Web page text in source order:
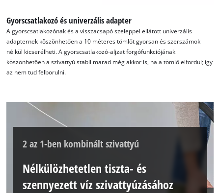
This content is not permitted to load due
to trackers that are not disclosed to the
visitor. The website owner needs to setup
the site with their CMP to add this content
to the list of technologies used.
Gyorscsatlakozó és univerzális adapter
A gyorscsatlakozónak és a visszacsapó szeleppel ellátott univerzális
adapternek köszönhetően a 10 méteres tömlőt gyorsan és szerszámok
nélkül kicserélheti. A gyorscsatlakozó-aljzat forgófunkciójának
köszönhetően a szivattyú stabil marad még akkor is, ha a tömlő elfordul; így
az nem tud felborulni.
2 az 1-ben kombinált szivattyú
Nélkülözhetetlen tiszta- és
szennyezett víz szivattyúzásához